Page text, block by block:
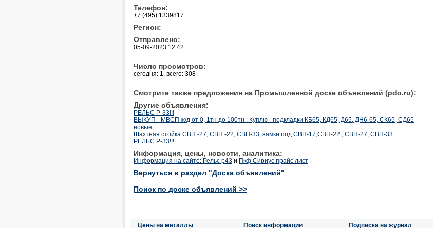
Телефон:
+7 (495) 1339817
Регион:
Отправлено:
05-09-2023 12:42
Число просмотров:
сегодня: 1, всего: 308
Смотрите также предложения на Промышленной доске объявлений (pdo.ru):
Другие объявления:
РЕЛЬС Р-33!!!
ВЫКУП - МВСП ж/д от 0, 1тн до 100тн : Куплю - подкладки КБ65, КД65, Д65, ДН6-65, СК65, СД65
новые,
Шахтная стойка СВП -27, СВП -22, СВП-33, замки под СВП-17,СВП-22 , СВП-27, СВП-33
РЕЛЬС Р-33!!!
Информация, цены, новости, аналитика:
Информация на сайте: Рельс р43 и Пкф Сириус прайс лист
Вернуться в раздел "Доска объявлений"
Поиск по доске объявлений >>
Цены на металлы Поиск информации Подписка на журнал